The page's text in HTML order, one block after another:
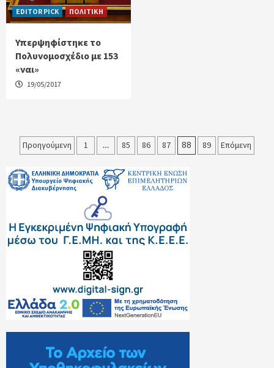
EDITOR PICK ΠΟΛΙΤΙΚΗ
Υπερψηφίστηκε το
Πολυνομοσχέδιο με 153
«ναι»
19/05/2017
Σελιδοποίηση
άρθρων
Προηγούμενη 1 … 85 86 87 88 89 Επόμενη